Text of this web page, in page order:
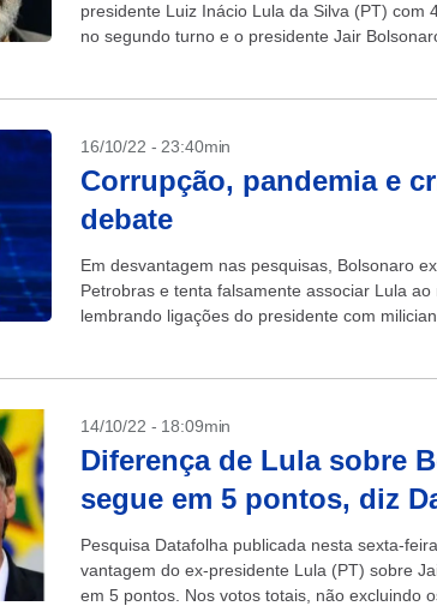
presidente Luiz Inácio Lula da Silva (PT) com
no segundo turno e o presidente Jair
16/10/22 - 23:40min
Corrupção, pandemia e
debate
Em desvantagem nas pesquisas, Bolsonaro
Petrobras e tenta falsamente associar Lula
lembrando ligações do presidente com
14/10/22 - 18:09min
Diferença de Lula sobre
segue em 5 pontos, diz
Pesquisa Datafolha publicada nesta sexta-
vantagem do ex-presidente Lula (PT) sobre
em 5 pontos. Nos votos totais, não excluindo